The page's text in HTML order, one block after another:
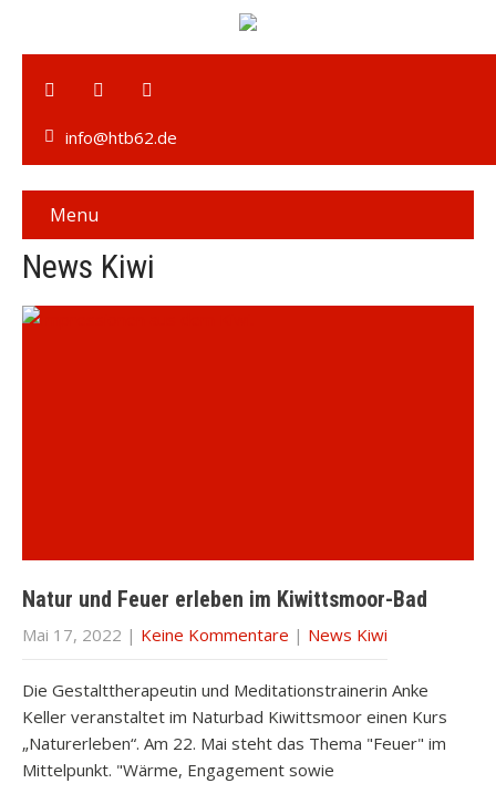
info@htb62.de
Menu
News Kiwi
Natur und Feuer erleben im Kiwittsmoor-Bad
Mai 17, 2022 | Keine Kommentare | News Kiwi
Die Gestalttherapeutin und Meditationstrainerin Anke
Keller veranstaltet im Naturbad Kiwittsmoor einen Kurs
„Naturerleben“. Am 22. Mai steht das Thema "Feuer" im
Mittelpunkt. "Wärme, Engagement sowie